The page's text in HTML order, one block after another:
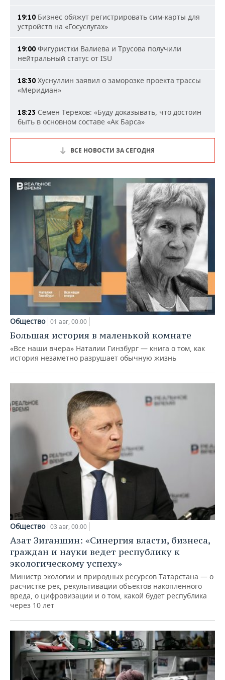
19:10 Бизнес обяжут регистрировать сим-карты для
устройств на «Госуслугах»
19:00 Фигуристки Валиева и Трусова получили
нейтральный статус от ISU
18:30 Хуснуллин заявил о заморозке проекта трассы
«Меридиан»
18:23 Семен Терехов: «Буду доказывать, что достоин
быть в основном составе «Ак Барса»
ВСЕ НОВОСТИ ЗА СЕГОДНЯ
Общество 01 авг, 00:00
Большая история в маленькой комнате
«Все наши вчера» Наталии Гинзбург — книга о том, как
история незаметно разрушает обычную жизнь
Общество 03 авг, 00:00
Азат Зиганшин: «Синергия власти, бизнеса,
граждан и науки ведет республику к
экологическому успеху»
Министр экологии и природных ресурсов Татарстана — о
расчистке рек, рекультивации объектов накопленного
вреда, о цифровизации и о том, какой будет республика
через 10 лет